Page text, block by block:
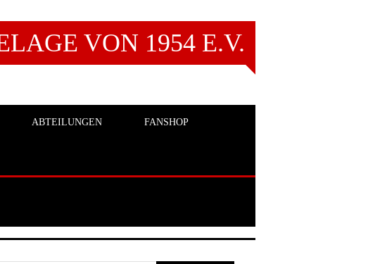
VON 1954 E.V.
ABTEILUNGEN FANSHOP